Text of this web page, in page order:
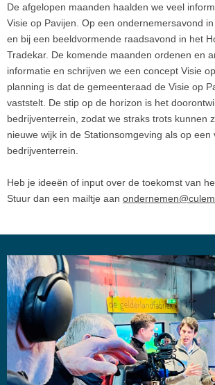
De afgelopen maanden haalden we veel
Visie op Pavijen. Op een ondernemersavond
en bij een beeldvormende raadsavond in het
Tradekar. De komende maanden ordenen en
informatie en schrijven we een concept Visie
planning is dat de gemeenteraad de Visie op
vaststelt. De stip op de horizon is het
bedrijventerrein, zodat we straks trots kunnen
nieuwe wijk in de Stationsomgeving als op een
bedrijventerrein.
Heb je ideeën of input over de toekomst van
Stuur dan een mailtje aan